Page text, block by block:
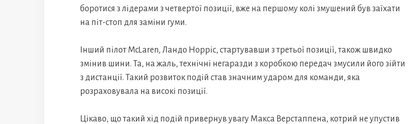
боротися з лідерами з четвертої позиції, вже на першому колі змушений був заїхати
на піт-стоп для заміни гуми.
Інший пілот McLaren, Ландо Норріс, стартувавши з третьої позиції, також швидко
змінив шини. Та, на жаль, технічні негаразди з коробкою передач змусили його зійти
з дистанції. Такий розвиток подій став значним ударом для команди, яка
розраховувала на високі позиції.
Цікаво, що такий хід подій привернув увагу Макса Верстаппена, котрий не упустив